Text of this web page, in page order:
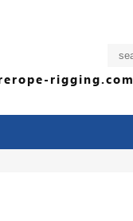
rigging.com